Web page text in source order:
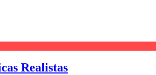
Realistas